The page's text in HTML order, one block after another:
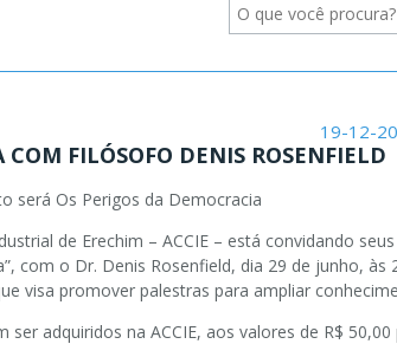
19-12-
COM FILÓSOFO DENIS ROSENFIELD
será Os Perigos da Democracia
de Erechim – ACCIE – está convidando
com o Dr. Denis Rosenfield, dia 29 de junho,
visa promover palestras para ampliar
adquiridos na ACCIE, aos valores de R$